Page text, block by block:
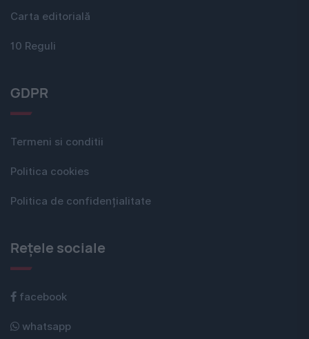
Carta editorială
10 Reguli
GDPR
Termeni si conditii
Politica cookies
Politica de confidențialitate
Rețele sociale
facebook
whatsapp